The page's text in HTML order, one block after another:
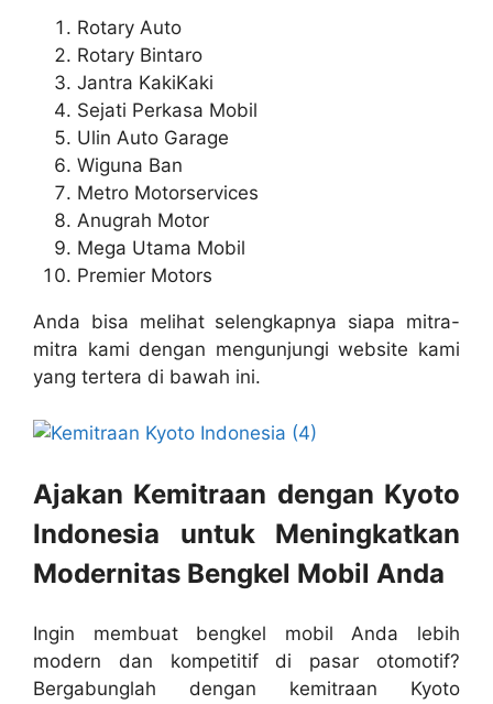
Rotary Auto
Rotary Bintaro
Jantra KakiKaki
Sejati Perkasa Mobil
Ulin Auto Garage
Wiguna Ban
Metro Motorservices
Anugrah Motor
Mega Utama Mobil
Premier Motors
Anda bisa melihat selengkapnya siapa mitra-
mitra kami dengan mengunjungi website kami
yang tertera di bawah ini.
Ajakan Kemitraan dengan Kyoto
Indonesia untuk Meningkatkan
Modernitas Bengkel Mobil Anda
Ingin membuat bengkel mobil Anda lebih
modern dan kompetitif di pasar otomotif?
Bergabunglah dengan kemitraan Kyoto